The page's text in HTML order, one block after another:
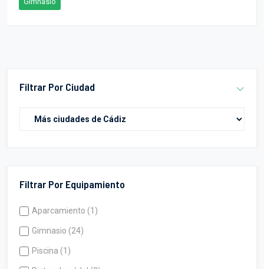
Filtrar Por Ciudad
Filtrar Por Equipamiento
Aparcamiento (1)
Gimnasio (24)
Piscina (1)